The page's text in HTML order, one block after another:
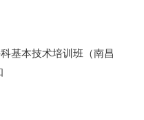
基本技术培训班（南昌